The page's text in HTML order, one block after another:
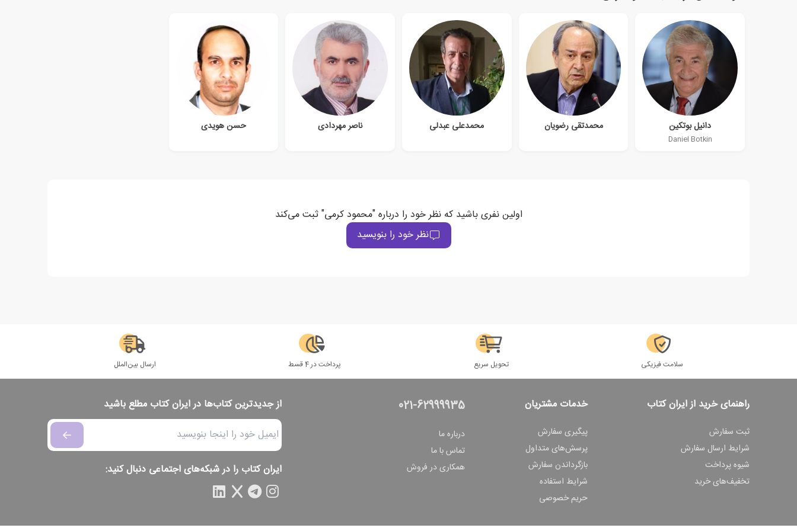
دانیل بوتکین
Daniel Botkin
محمدتقی رضویان محمدعلی عبدلی ناصر مهردادی حسن هویدی
اولین نفری باشید که نظر خود را درباره "محمود کرمی" ثبت می‌کند
نظر خود را بنویسید
سلامت فیزیکی تحویل سریع پرداخت در 4 قسط ارسال بین‌الملل
راهنمای خرید از ایران کتاب
ثبت سفارش
شرایط ارسال سفارش
شیوه پرداخت
تخفیف‌های خرید
خدمات مشتریان
پیگیری سفارش
پرسش‌های متداول
بازگرداندن سفارش
شرایط استفاده
حریم خصوصی
021-62999935
درباره ما
تماس با ما
همکاری در فروش
از جدیدترین کتاب‌ها در ایران کتاب مطلع باشید
ایران کتاب را در شبکه‌های اجتماعی دنبال کنید: